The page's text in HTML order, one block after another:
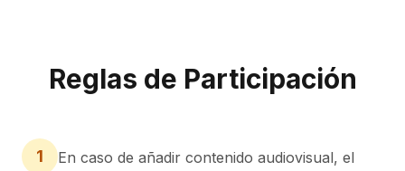
Reglas de Participación
1
En caso de añadir contenido audiovisual, el